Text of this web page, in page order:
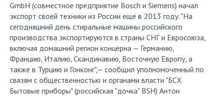
GmbH (совместное предприятие Bosch и Siemens) начал
экспорт своей техники из России еще в 2013 году. "На
сегодняшний день стиральные машины российского
производства экспортируются в страны СНГ и Евросоюза,
включая домашний регион концерна — Германию,
Францию, Италию, Скандинавию, Восточную Европу, а
также в Турцию и Гонконг",— сообщил уполномоченный по
связям с общественностью и органами власти "БСХ
Бытовые приборы" (российская "дочка" BSH) Антон